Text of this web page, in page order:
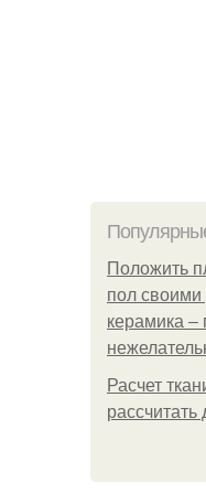
Положить
пол
керамика –
Расчет